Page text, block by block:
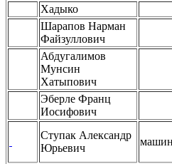
Хадыко
Шарапов Нарман
Файзуллович
Абдугалимов
Мунсин
Хатыпович
Эберле Франц
Иосифович
Ступак Александр
Юрьевич